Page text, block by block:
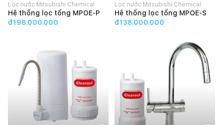
Lọc nước Mitsubishi Chemical
Cleansui
Hệ thống lọc tổng MPOE-P
đ198.000.000
Lọc nước Mitsubishi Chemical
Cleansui
Hệ thống lọc tổng MPOE-S
đ138.000.000